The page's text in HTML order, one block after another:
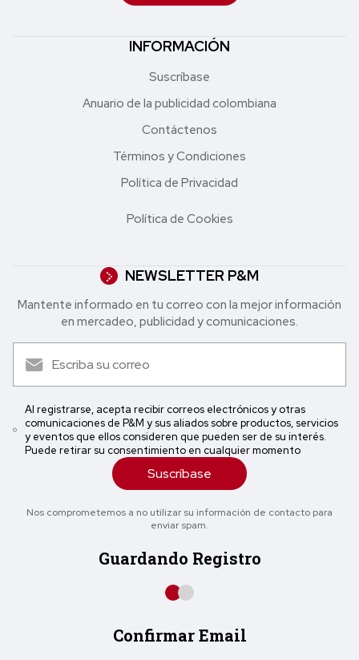
INFORMACIÓN
Suscríbase
Anuario de la publicidad colombiana
Contáctenos
Términos y Condiciones
Política de Privacidad
Política de Cookies
NEWSLETTER P&M
Mantente informado en tu correo con la mejor in formación
en mercadeo, publicidad y comunicaciones.
Al registrarse, acepta recibir correos electrónicos y otras
comunicaciones de P&M y sus aliados sobre productos, servicios
y eventos que ellos consideren que pueden ser de su interés.
Puede retirar su consentimiento en cualquier momento
Suscríbase
Nos comprometemos a no utilizar su información de contacto para
enviar spam.
Guardando Registro
Confirmar Email